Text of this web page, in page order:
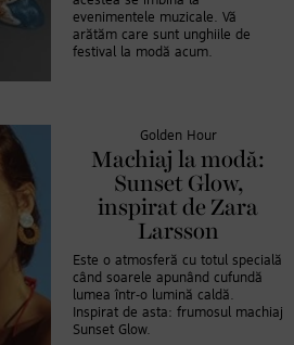
evenimentele muzicale. Vă
arătăm care sunt unghiile de
festival la modă acum.
Golden Hour
Machiaj la modă:
Sunset Glow,
inspirat de Zara
Larsson
Este o atmosferă cu totul specială
când soarele apunând cufundă
lumea într-o lumină caldă.
Inspirat de asta: frumosul machiaj
Sunset Glow.